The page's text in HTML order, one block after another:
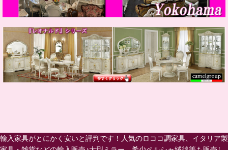
輸入家具がとにかく安いと評判です！人気のロココ調家具、イタリア製